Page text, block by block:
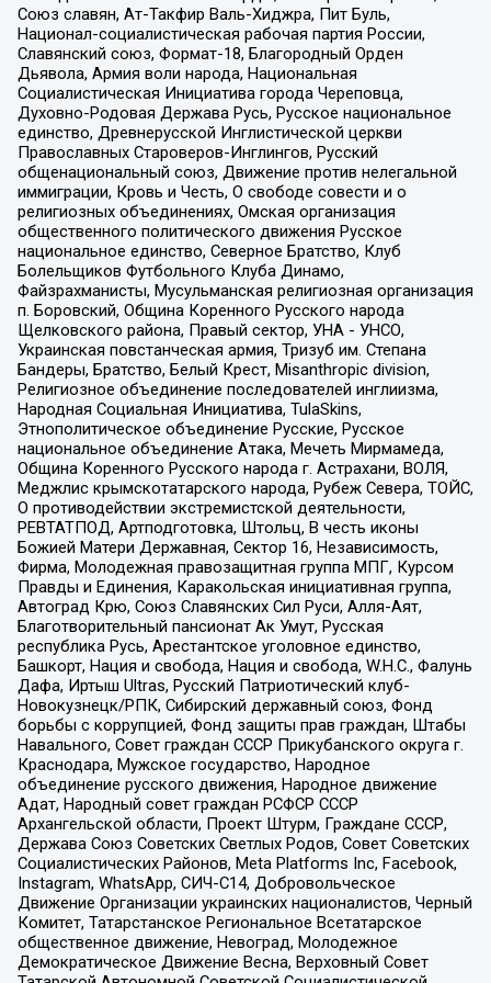
Союз славян, Ат-Такфир Валь-Хиджра, Пит Буль,
Национал-социалистическая рабочая партия России,
Славянский союз, Формат-18, Благородный Орден
Дьявола, Армия воли народа, Национальная
Социалистическая Инициатива города Череповца,
Духовно-Родовая Держава Русь, Русское национальное
единство, Древнерусской Инглистической церкви
Православных Староверов-Инглингов, Русский
общенациональный союз, Движение против нелегальной
иммиграции, Кровь и Честь, О свободе совести и о
религиозных объединениях, Омская организация
общественного политического движения Русское
национальное единство, Северное Братство, Клуб
Болельщиков Футбольного Клуба Динамо,
Файзрахманисты, Мусульманская религиозная организация
п. Боровский, Община Коренного Русского народа
Щелковского района, Правый сектор, УНА - УНСО,
Украинская повстанческая армия, Тризуб им. Степана
Бандеры, Братство, Белый Крест, Misanthropic division,
Религиозное объединение последователей инглиизма,
Народная Социальная Инициатива, TulaSkins,
Этнополитическое объединение Русские, Русское
национальное объединение Атака, Мечеть Мирмамеда,
Община Коренного Русского народа г. Астрахани, ВОЛЯ,
Меджлис крымскотатарского народа, Рубеж Севера, ТОЙС,
О противодействии экстремистской деятельности,
РЕВТАТПОД, Артподготовка, Штольц, В честь иконы
Божией Матери Державная, Сектор 16, Независимость,
Фирма, Молодежная правозащитная группа МПГ, Курсом
Правды и Единения, Каракольская инициативная группа,
Автоград Крю, Союз Славянских Сил Руси, Алля-Аят,
Благотворительный пансионат Ак Умут, Русская
республика Русь, Арестантское уголовное единство,
Башкорт, Нация и свобода, Нация и свобода, W.H.С., Фалунь
Дафа, Иртыш Ultras, Русский Патриотический клуб-
Новокузнецк/РПК, Сибирский державный союз, Фонд
борьбы с коррупцией, Фонд защиты прав граждан, Штабы
Навального, Совет граждан СССР Прикубанского округа г.
Краснодара, Мужское государство, Народное
объединение русского движения, Народное движение
Адат, Народный совет граждан РСФСР СССР
Архангельской области, Проект Штурм, Граждане СССР,
Держава Союз Советских Светлых Родов, Совет Советских
Социалистических Районов, Meta Platforms Inc, Facebook,
Instagram, WhatsApp, СИЧ-С14, Добровольческое
Движение Организации украинских националистов, Черный
Комитет, Татарстанское Региональное Всетатарское
общественное движение, Невоград, Молодежное
Демократическое Движение Весна, Верховный Совет